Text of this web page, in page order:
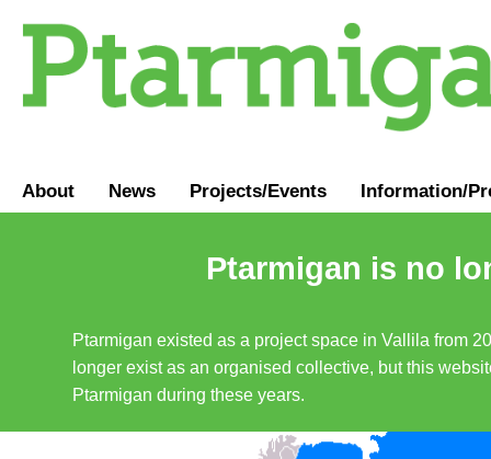
About News Projects/Events Information/
Ptarmigan is no
Ptarmigan existed as a project space in Vallila from
longer exist as an organised collective, but this
Ptarmigan during these years.